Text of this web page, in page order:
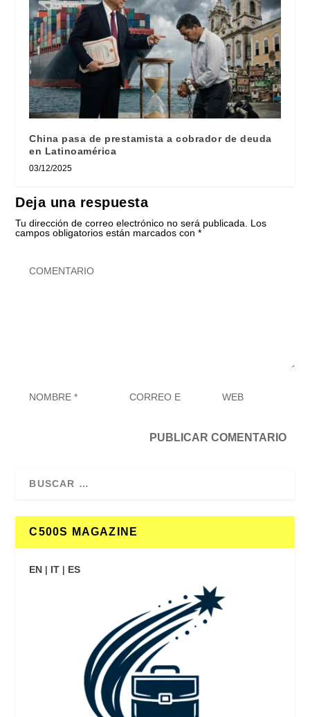
China pasa de prestamista a cobrador de deuda
en Latinoamérica
03/12/2025
Deja una respuesta
Tu dirección de correo electrónico no será publicada. Los
campos obligatorios están marcados con*
C500S MAGAZINE
EN | IT | ES